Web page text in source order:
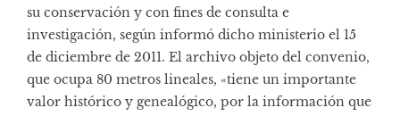
su conservación y con fines de consulta e
investigación, según informó dicho ministerio el 15
de diciembre de 2011. El archivo objeto del convenio,
que ocupa 80 metros lineales, «tiene un importante
valor histórico y genealógico, por la información que